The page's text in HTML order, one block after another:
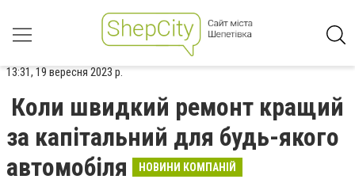
13:31, 19 вересня 2023 р.
Коли швидкий ремонт кращий
за капітальний для будь-якого
автомобіля
НОВИНИ КОМПАНІЙ